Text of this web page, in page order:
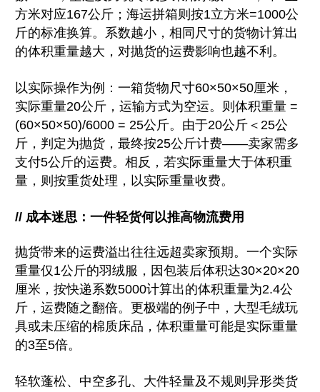
方米对应167公斤；海运拼箱则按1立方米=1000公
斤的标准换算。系数越小，相同尺寸的货物计算出
的体积重量越大，对抛货的运费影响也越不利。
以实际操作为例：一箱货物尺寸60×50×50厘米，
实际重量20公斤，运输方式为空运。则体积重量 =
(60×50×50)/6000 = 25公斤。由于20公斤＜25公
斤，判定为抛货，最终按25公斤计费——卖家需多
支付5公斤的运费。相反，若实际重量大于体积重
量，则按重货处理，以实际重量收费。
// 成本迷思：一件轻货何以推高物流费用
抛货带来的运费溢出往往远超卖家预期。一个实际
重量仅1公斤的羽绒服，因包装后体积达30×20×20
厘米，按快递系数5000计算出的体积重量为2.4公
斤，运费随之翻倍。更极端的例子中，大型毛绒玩
具或未压缩的棉质床品，体积重量可能是实际重量
的3至5倍。
轻软蓬松、中空多孔、大件轻量及不规则异形类货